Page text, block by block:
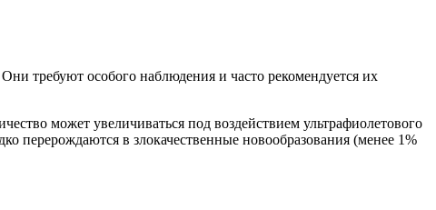
требуют особого наблюдения и часто рекомендуется их
может увеличиваться под воздействием ультрафиолетового
перерождаются в злокачественные новообразования (менее 1%